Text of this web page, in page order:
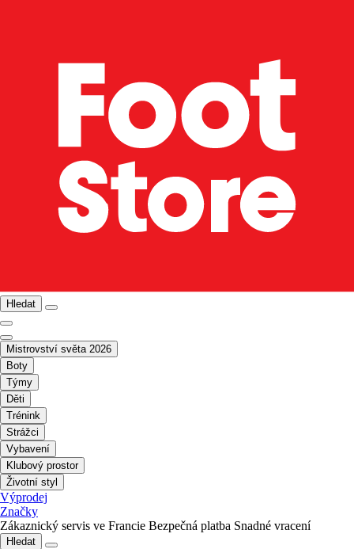
Hledat
Mistrovství světa 2026
Boty
Týmy
Děti
Trénink
Strážci
Vybavení
Klubový prostor
Životní styl
Výprodej
Značky
Zákaznický servis ve Francie Bezpečná platba Snadné vracení
Hledat